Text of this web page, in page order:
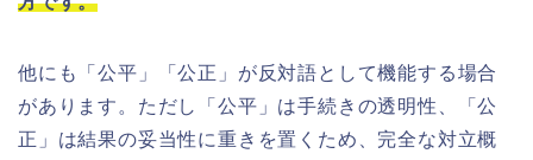
他にも「公平」「公正」が反対語として機能する場合
があります。ただし「公平」は手続きの透明性、「公
正」は結果の妥当性に重きを置くため、完全な対立概